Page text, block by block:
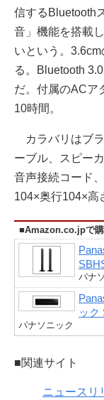
信するBluetooth
音」機能を搭載
いという。
る。Bluetooth
だ。付属のACア
10時間。
カラバリはブ
ーブル、スピー
音声接続コード
104×奥行104×高
■Amazon.co.jpで購
パナ
ック
パナソニック
■関連サイト
ニュースリ